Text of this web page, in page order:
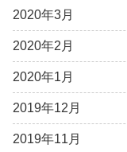
2020年3月
2020年2月
2020年1月
2019年12月
2019年11月